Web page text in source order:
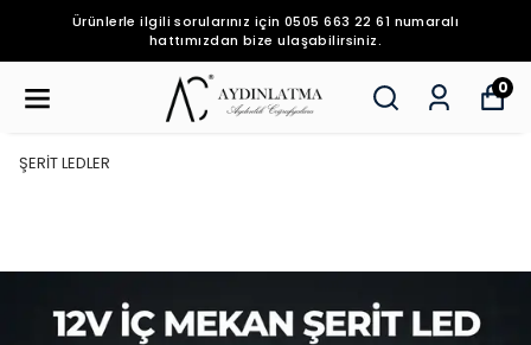
Ürünlerle ilgili sorularınız için 0505 663 22 61 numaralı
hattımızdan bize ulaşabilirsiniz.
0
ŞERİT LEDLER